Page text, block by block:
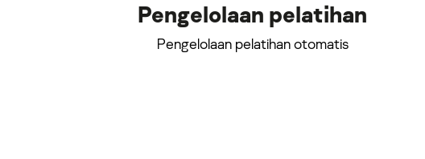
Pengelolaan pelatihan
Pengelolaan pelatihan otomatis